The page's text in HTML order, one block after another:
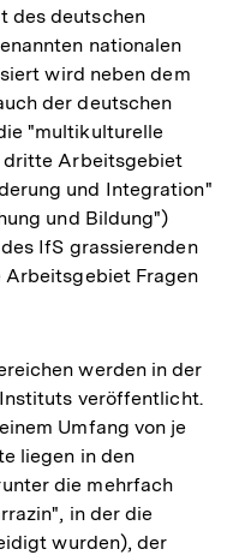
des deutschen
nationalen
wird neben dem
der deutschen
"multikulturelle
dritte Arbeitsgebiet
und Integration"
und Bildung")
IfS grassierenden
Fragen
werden in der
veröffentlicht.
Umfang von je
liegen in den
die mehrfach
in der die
wurden), der